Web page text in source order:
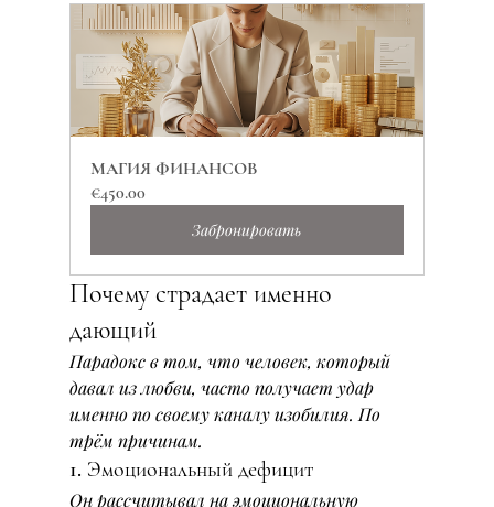
МАГИЯ ФИНАНСОВ
€450.00
Забронировать
Почему страдает именно
дающий
Парадокс в том, что человек, который
давал из любви, часто получает удар
именно по своему каналу изобилия. По
трём причинам.
1. Эмоциональный дефицит
Он рассчитывал на эмоциональную